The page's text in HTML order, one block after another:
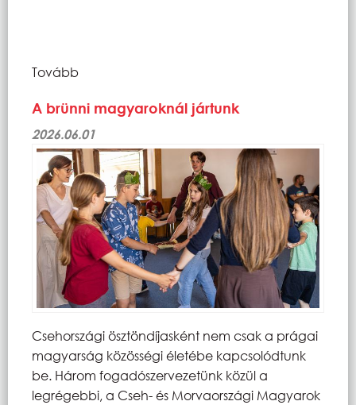
Tovább
A brünni magyaroknál jártunk
2026.06.01
Csehországi ösztöndíjasként nem csak a prágai
magyarság közösségi életébe kapcsolódtunk
be. Három fogadószervezetünk közül a
legrégebbi, a Cseh- és Morvaországi Magyarok